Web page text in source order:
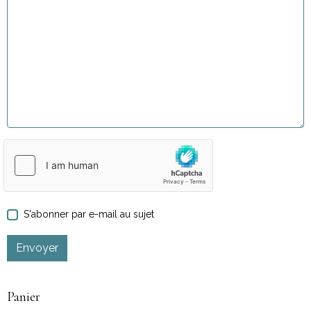
S'abonner par e-mail au sujet
Envoyer
Panier